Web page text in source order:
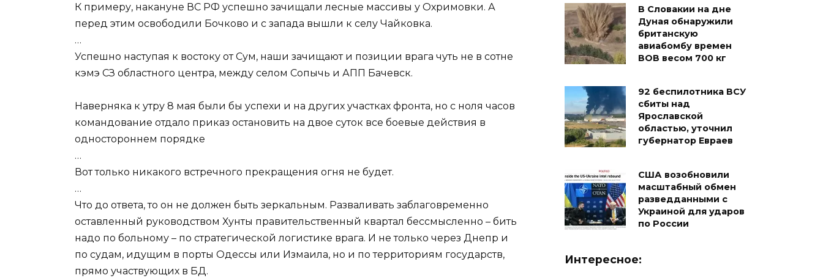
К примеру, накануне ВС РФ успешно зачищали лесные массивы у Охримовки. А
перед этим освободили Бочково и с запада вышли к селу Чайковка.
…
Успешно наступая к востоку от Сум, наши зачищают и позиции врага чуть не в сотне
кэмэ СЗ областного центра, между селом Сопычь и АПП Бачевск.
Наверняка к утру 8 мая были бы успехи и на других участках фронта, но с ноля часов
командование отдало приказ остановить на двое суток все боевые действия в
одностороннем порядке
…
Вот только никакого встречного прекращения огня не будет.
…
Что до ответа, то он не должен быть зеркальным. Разваливать заблаговременно
оставленный руководством Хунты правительственный квартал бессмысленно – бить
надо по больному – по стратегической логистике врага. И не только через Днепр и
по судам, идущим в порты Одессы или Измаила, но и по территориям государств,
прямо участвующих в БД.
В Словакии на дне
Дуная обнаружили
британскую
авиабомбу времен
ВОВ весом 700 кг
92 беспилотника ВСУ
сбиты над
Ярославской
областью, уточнил
губернатор Евраев
США возобновили
масштабный обмен
разведданными с
Украиной для ударов
по России
Интересное: